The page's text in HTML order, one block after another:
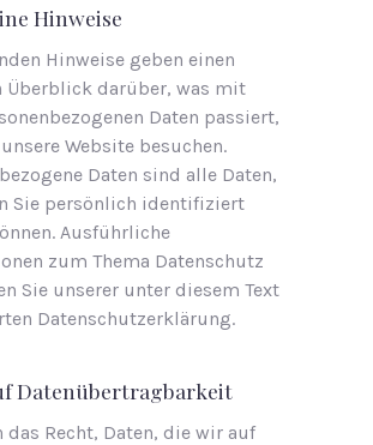
Hinweise
Hinweise geben einen
Überblick darüber, was mit
Daten passiert,
Website besuchen.
Daten sind alle Daten,
Sie persönlich identifiziert
Ausführliche
zum Thema Datenschutz
Sie unserer unter diesem Text
Datenschutzerklärung.
Datenübertragbarkeit
das Recht, Daten, die wir auf